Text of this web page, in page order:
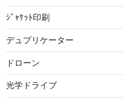
ｼﾞｬｹｯﾄ印刷
デュプリケーター
ドローン
光学ドライブ